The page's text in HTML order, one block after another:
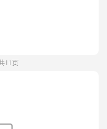
11页